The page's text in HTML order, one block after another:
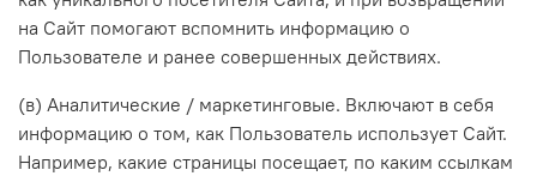
на Сайт помогают вспомнить информацию о
Пользователе и ранее совершенных действиях.
(в) Аналитические / маркетинговые. Включают в себя
информацию о том, как Пользователь использует Сайт.
Например, какие страницы посещает, по каким ссылкам